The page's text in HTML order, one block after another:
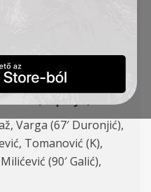
TSC (Topolya) 2:1
Varga (67′ Duronjić),
Tomanović (K),
(90′ Galić),